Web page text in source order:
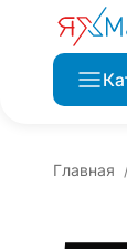
Главная